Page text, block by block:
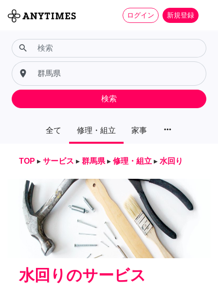
ログイン 新規登録
全て 修理・組立 家事 more_horiz
search
place
検索
TOP ▸ サービス ▸ 群馬県 ▸ 修理・組立 ▸ 水回り
水回りのサービス